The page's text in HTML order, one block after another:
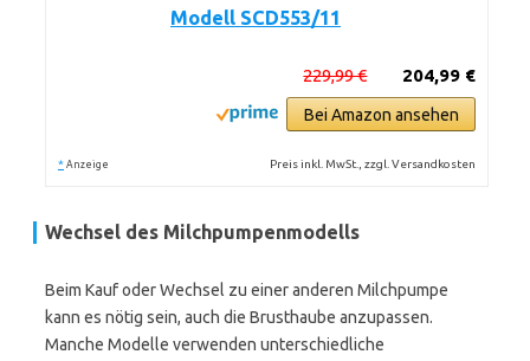
Modell SCD553/11
204,99 €
229,99 €
Bei Amazon ansehen
* Anzeige Preis inkl. MwSt., zzgl. Versandkosten
Wechsel des Milchpumpenmodells
Beim Kauf oder Wechsel zu einer anderen Milchpumpe
kann es nötig sein, auch die Brusthaube anzupassen.
Manche Modelle verwenden unterschiedliche